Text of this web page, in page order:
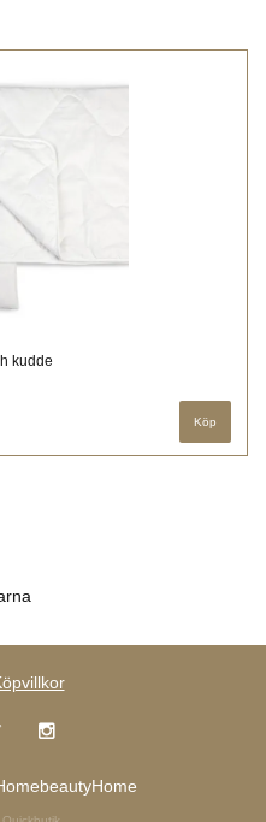
kudde